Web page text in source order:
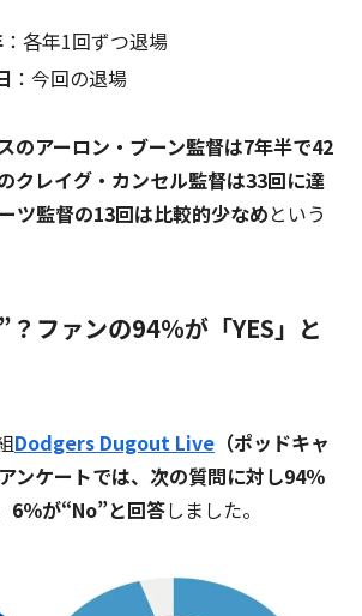
：各年1回ずつ退場
：今回の退場
のアーロン・ブーン監督は7年半で42
クレイグ・カンセル監督は33回に達
ツ監督の13回は比較的少なめという
ファンの94％が「YES」と
Dodgers Dugout Live （ポッドキャ
ンケートでは、次の質問に対し94％
6％が“No”と回答しました。